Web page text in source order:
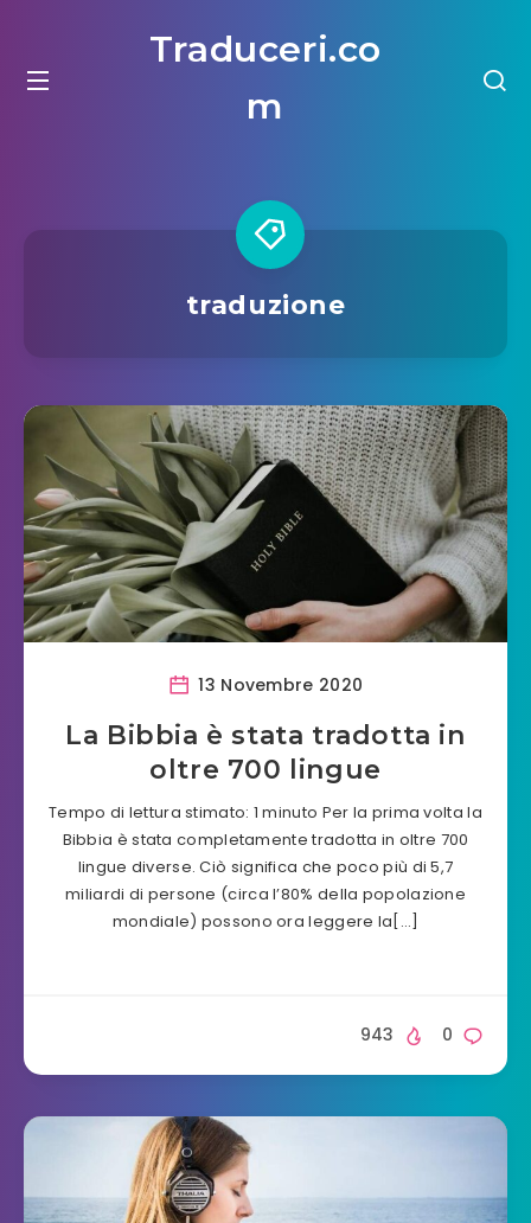
Traduceri.co
m
traduzione
13 Novembre 2020
La Bibbia è stata tradotta in
oltre 700 lingue
Tempo di lettura stimato: 1 minuto Per la prima volta la
Bibbia è stata completamente tradotta in oltre 700
lingue diverse. Ciò significa che poco più di 5,7
miliardi di persone (circa l’80% della popolazione
mondiale) possono ora leggere la[…]
0
943